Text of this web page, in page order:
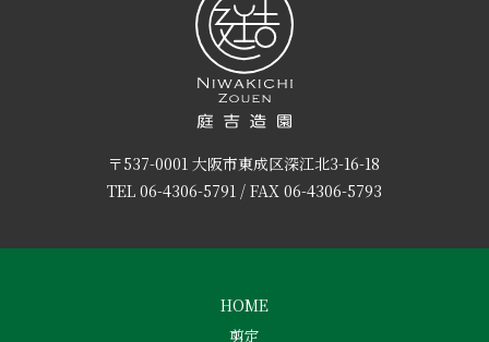
〒537-0001 大阪市東成区深江北3-16-18
TEL06-4306-5791/ FAX 06-4306-5793
HOME
剪定